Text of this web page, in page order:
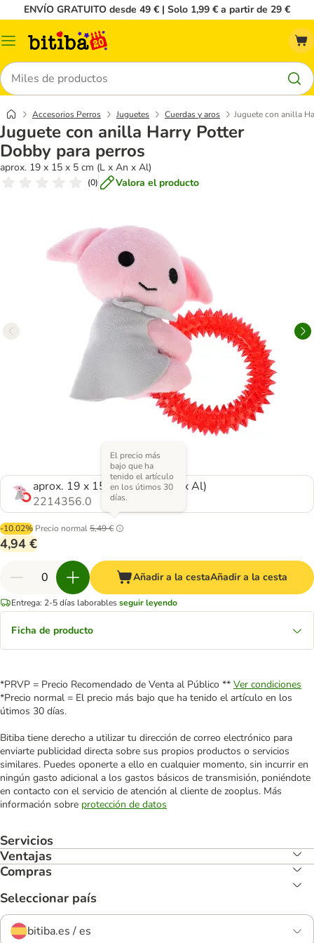
ENVÍO GRATUITO desde 49 € | Solo 1,99 € a partir de 29 €
Menú
Buscar
Accesorios Perros Juguetes Cuerdas y aros Juguete con anilla
Juguete con anilla Harry Potter
Dobby para perros
aprox. 19 x 15 x 5 cm (L x An x Al)
(0) Valora el producto
aprox. 19 x 15 x 5 cm (L x An x Al)
2214356.0
-10.02% Precio normal5,49 €
El precio más
bajo que ha
tenido el artículo
en los útimos 30
días.
4,94 €
Añadir a la cestaAñadir a la cesta
Entrega: 2-5 días laborablesseguir leyendo
Ficha de producto
*PRVP = Precio Recomendado de Venta al Público ** Ver condiciones
*Precio normal = El precio más bajo que ha tenido el artículo en los
útimos 30 días.
Bitiba tiene derecho a utilizar tu dirección de correo electrónico para
enviarte publicidad directa sobre sus propios productos o servicios
similares. Puedes oponerte a ello en cualquier momento, sin incurrir en
ningún gasto adicional a los gastos básicos de transmisión, poniéndote
en contacto con el servicio de atención al cliente de zooplus. Más
información sobre protección de datos
Servicios
Ventajas
Compras
Seleccionar país
bitiba.es / es